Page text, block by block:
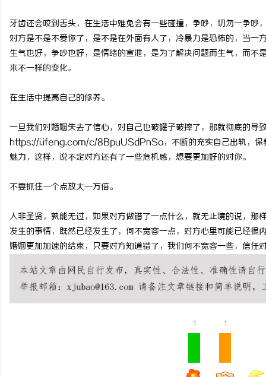
牙齿还会咬到舌头，在生活中难免会有一些碰撞，争吵，切勿一争
对方是不是不爱你了，是不是在外面有人了，冷暴力是恐怖的，当
生气也好，争吵也好，是情绪的宣泄，是为了解决问题而生气，而
来不一样的变化。
在生活中提高自己的修养。
一旦我们对婚姻失去了信心，对自己也破罐子破摔了，那就彻底的导
https://i.ifeng.com/c/8BpuUSdPnSo，不断的充实自己出轨，保
魅力，这样，说不定对方还有了一些危机感，想要更加好的对你。
不要抓住一个点放大一万倍。
人非圣贤，孰能无过，如果对方做错了一点什么，就无止境的说，
发生的事情，既然已经发生了，何不宽容一点，对方心里可能已经
婚姻更加加速的结束，只要对方知道错了，我们何不宽容一些，信任
1 1